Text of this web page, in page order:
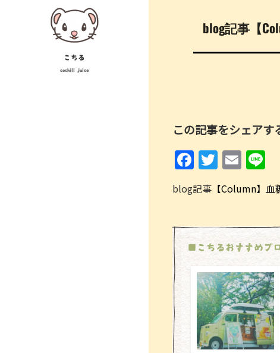
こちる
cochill juice
blog記事【
この記事をシェアす
F
a
c
b
o
o
k
T
w
itt
E
m
ai
n
e
blog記事 【Column】
■こちるおすすめブ
ー
シ
ョ
ン